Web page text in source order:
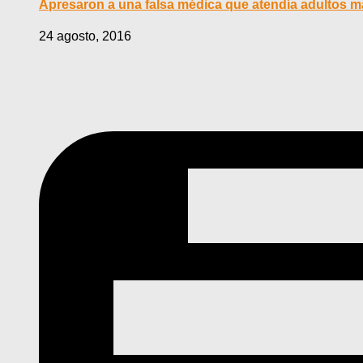
Apresaron a una falsa médica que atendía adultos
24 agosto, 2016